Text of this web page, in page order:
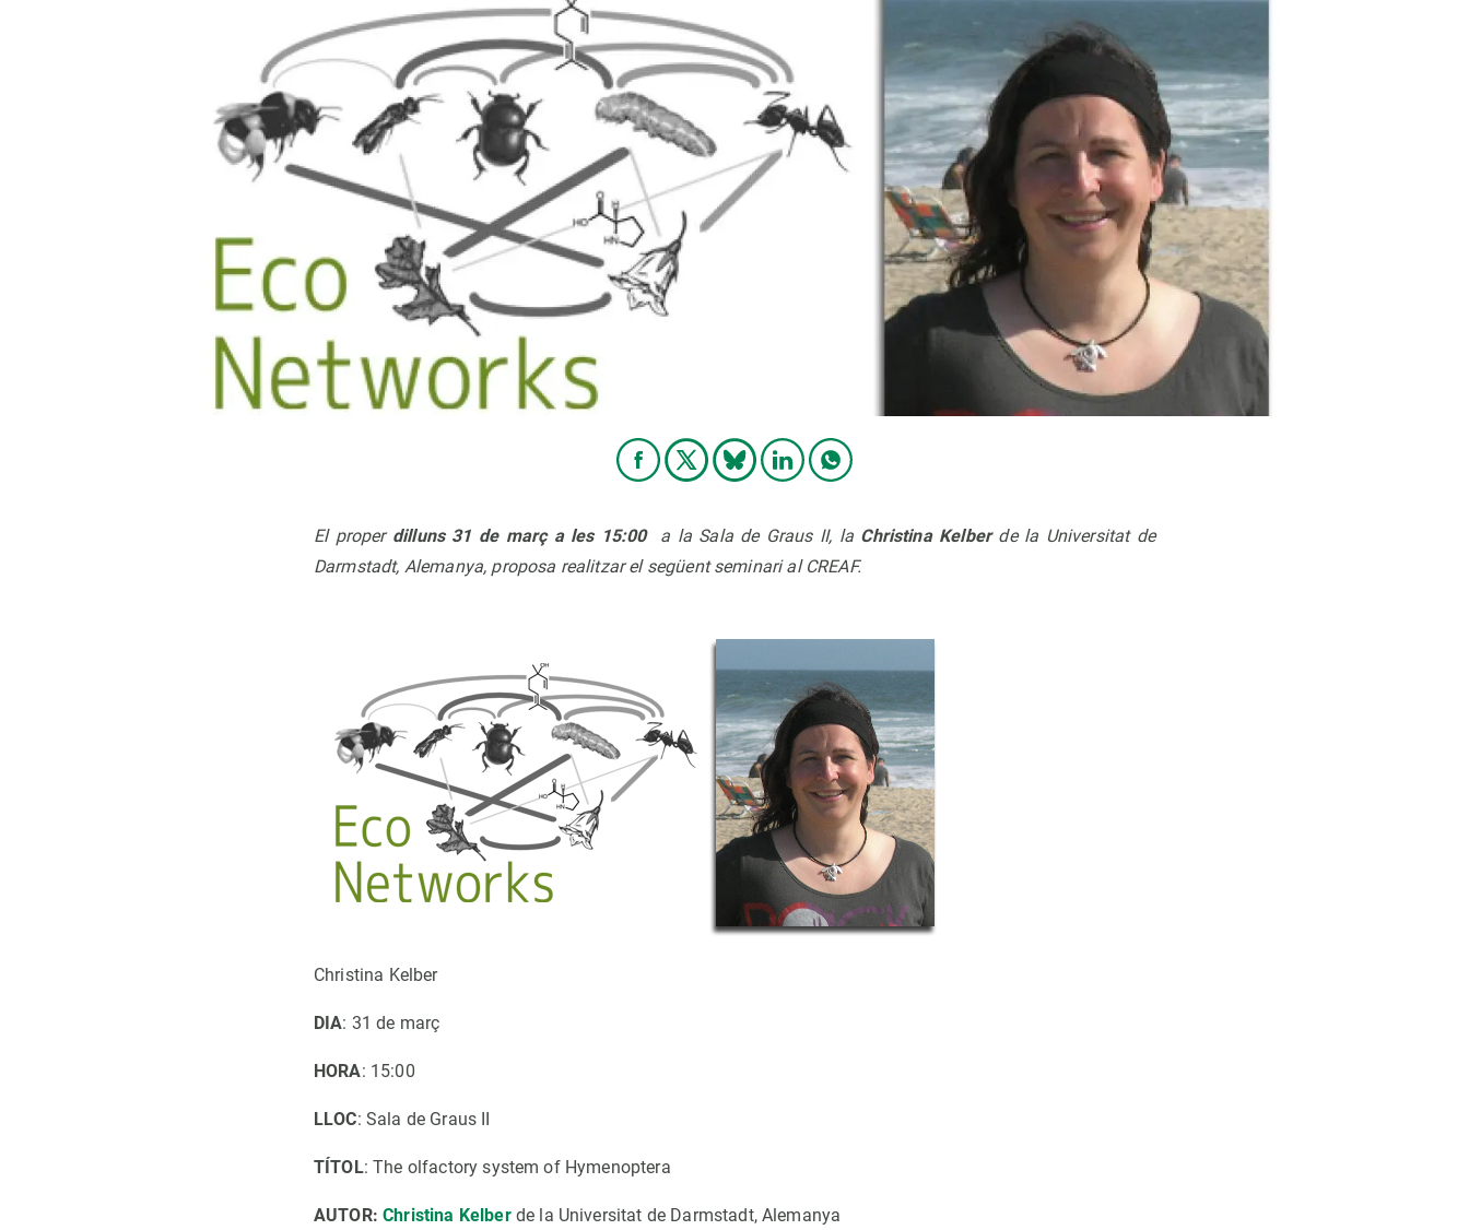
El proper dilluns 31 de març a les 15:00a la Sala de Graus II, la Christina Kelberde la Universitat de
Darmstadt, Alemanya, proposa realitzar el següent seminari al CREAF.
Christina Kelber
DIA: 31 de març
HORA: 15:00
LLOC: Sala de Graus II
TÍTOL: The olfactory system of Hymenoptera
AUTOR: Christina Kelber de la Universitat de Darmstadt, Alemanya
Equitat, Diversitat i Inclusió (EDI)
Ciència oberta i gestió del coneixement
Observació de la terra
Temes transversals
Publicacions
Synthesis Actions
Vine de visitant o sabàtic
Segell de bones pràctiques HRS4R
Un lloc on créixer
Desenvolupament de carrera
Seminaris i activitats internes
T’oferim formació
Biodiversitat
Funcionament dels ecosistemes
Observació de la terra